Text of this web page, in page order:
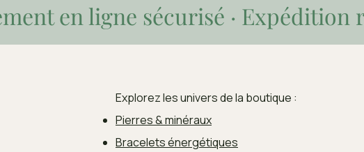
en ligne sécurisé ·
Explorez les univers de la boutique :
Pierres & minéraux
Bracelets énergétiques